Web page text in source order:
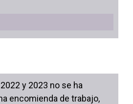
y 2023 no se ha
encomienda de trabajo,